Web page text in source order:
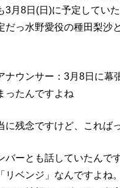
3月8日(日)に予定してい
だっ水野愛役の種田梨沙
ナウンサー：3月8日に幕
ったんですよね
に残念ですけど、これば
バーとも話していたんで
リベンジ」なんですよね